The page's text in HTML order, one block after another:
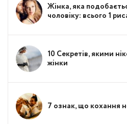
Жінка, яка
чоловіку: всього 1
10 Секретів, якими
жінки
7 ознак, що кохання